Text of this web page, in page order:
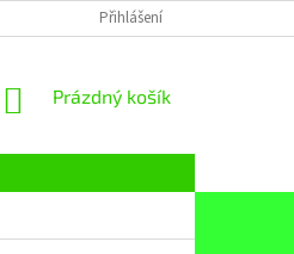
Přihlášení
NÁKUPNÍ
Prázdný košík